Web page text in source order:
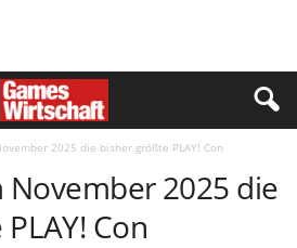
2025 die bisher größte PLAY! Con
2025 die
Con